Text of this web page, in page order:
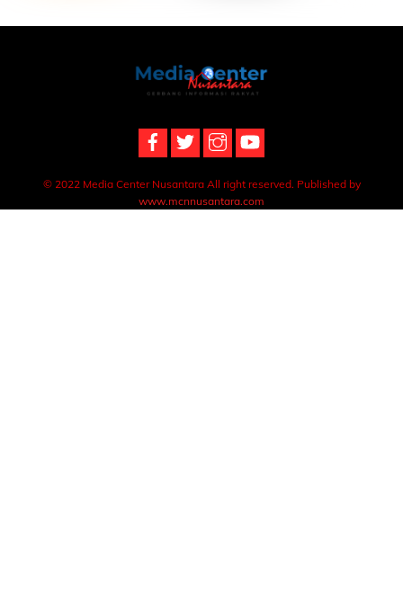
Back
To
© 2022 Media Center Nusantara All right reserved. Published by
www.mcnnusantara.com